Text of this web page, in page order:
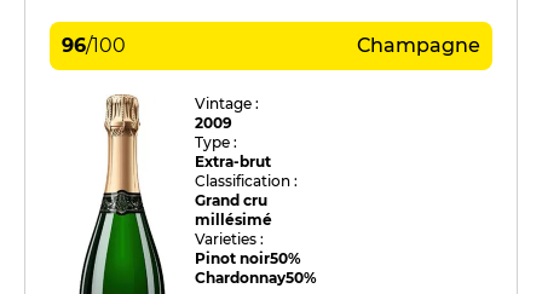
96/100 Champagne
Vintage :
2009
Type :
Extra-brut
Classification :
Grand cru
millésimé
Varieties :
Pinot noir50%
Chardonnay50%